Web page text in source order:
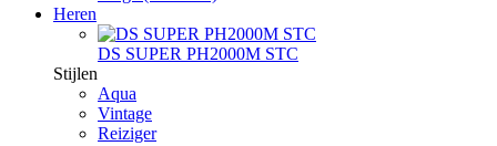
Heren
DS SUPER PH2000M STC
Stijlen
Aqua
Vintage
Reiziger